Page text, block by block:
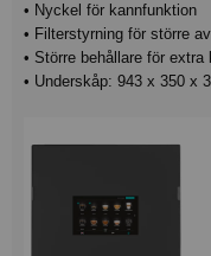
• Nyckel för kannfunktion
• Filterstyrning för större
• Större behållare för extra
• Underskåp: 943 x 350 x